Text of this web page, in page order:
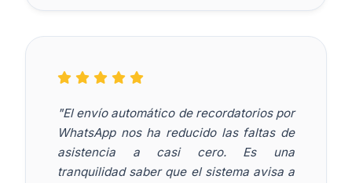
"El envío automático de recordatorios por
WhatsApp nos ha reducido las faltas de
asistencia a casi cero. Es una
tranquilidad saber que el sistema avisa a